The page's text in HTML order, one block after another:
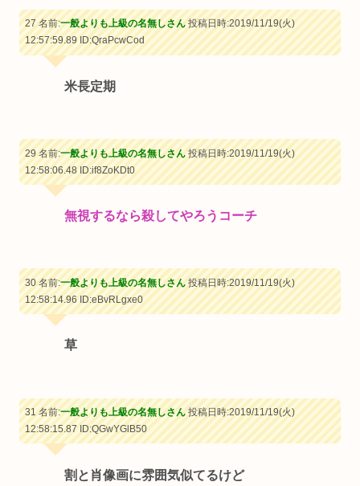
27 名前:一般よりも上級の名無しさん投稿日時:2019/11/19(火)
12:57:59.89ID:QraPcwCod
米長定期
29 名前:一般よりも上級の名無しさん投稿日時:2019/11/19(火)
12:58:06.48ID:if8ZoKDt0
無視するなら殺してやろうコーチ
30 名前:一般よりも上級の名無しさん投稿日時:2019/11/19(火)
12:58:14.96ID:eBvRLgxe0
草
31 名前:一般よりも上級の名無しさん投稿日時:2019/11/19(火)
12:58:15.87ID:QGwYGlB50
割と肖像画に雰囲気似てるけど